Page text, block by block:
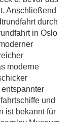
Anschließend
durch
in Oslo
moderne
und
ist bekannt für